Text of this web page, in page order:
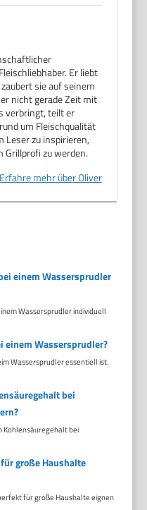
Er liebt
sie auf seinem
nicht gerade Zeit mit
verbringt, teilt er
um Fleischqualität
Leser zu inspirieren,
Grillprofi zu werden.
Erfahre mehr über Oliver
einem Wassersprudler
Wassersprudler individuell
einem Wassersprudler?
Wassersprudler essentiell ist.
bei
Kohlensäuregehalt bei
große Haushalte
für große Haushalte eignen